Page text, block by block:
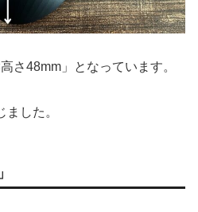
さ48mm」となっています。
した。